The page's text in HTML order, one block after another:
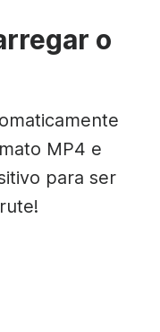
o
MP4 e
para ser